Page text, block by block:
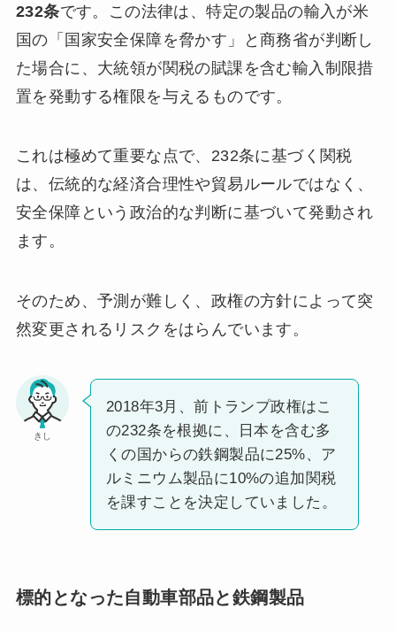
232条です。この法律は、特定の製品の輸入が米
国の「国家安全保障を脅かす」と商務省が判断し
た場合に、大統領が関税の賦課を含む輸入制限措
置を発動する権限を与えるものです。
これは極めて重要な点で、232条に基づく関税
は、伝統的な経済合理性や貿易ルールではなく、
安全保障という政治的な判断に基づいて発動され
ます。
そのため、予測が難しく、政権の方針によって突
然変更されるリスクをはらんでいます。
きし
2018年3月、前トランプ政権はこ
の232条を根拠に、日本を含む多
くの国からの鉄鋼製品に25%、ア
ルミニウム製品に10%の追加関税
を課すことを決定していました。
標的となった自動車部品と鉄鋼製品